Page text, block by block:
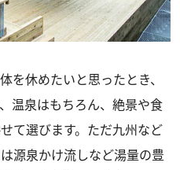
休めたいと思ったとき、
温泉はもちろん、絶景や食
て選びます。ただ九州など
源泉かけ流しなど湯量の豊